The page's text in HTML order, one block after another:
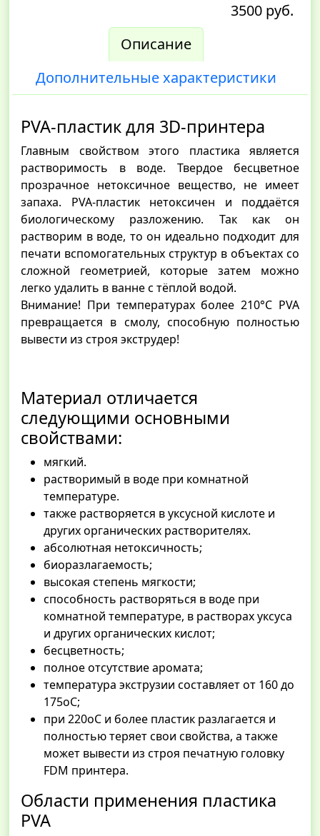
3500 руб.
Описание
Дополнительные характеристики
PVA-пластик для 3D-принтера
Главным свойством этого пластика является
растворимость в воде. Твердое бесцветное
прозрачное нетоксичное вещество, не имеет
запаха. PVA-пластик нетоксичен и поддаётся
биологическому разложению. Так как он
растворим в воде, то он идеально подходит для
печати вспомогательных структур в объектах со
сложной геометрией, которые затем можно
легко удалить в ванне с тёплой водой.
Внимание! При температурах более 210°С PVA
превращается в смолу, способную полностью
вывести из строя экструдер!
Материал отличается
следующими основными
свойствами:
мягкий.
растворимый в воде при комнатной
температуре.
также растворяется в уксусной кислоте и
других органических растворителях.
абсолютная нетоксичность;
биоразлагаемость;
высокая степень мягкости;
способность растворяться в воде при
комнатной температуре, в растворах уксуса
и других органических кислот;
бесцветность;
полное отсутствие аромата;
температура экструзии составляет от 160 до
175оС;
при 220оС и более пластик разлагается и
полностью теряет свои свойства, а также
может вывести из строя печатную головку
FDM принтера.
Области применения пластика
PVA